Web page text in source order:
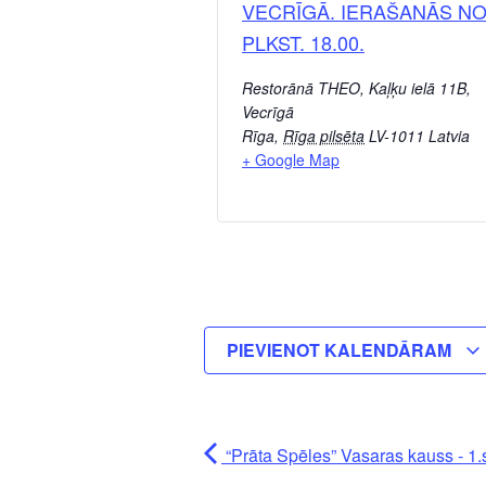
VECRĪGĀ. IERAŠANĀS NO
PLKST. 18.00.
Restorānā THEO, Kaļķu ielā 11B,
Vecrīgā
Rīga, Rīga pilsēta LV-1011 Latvia
+ Google Map
PIEVIENOT KALENDĀRAM
“Prāta Spēles” Vasaras kauss -